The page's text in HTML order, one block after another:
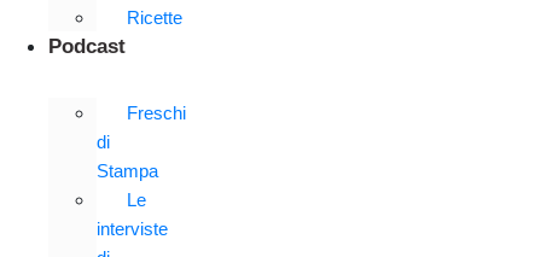
Ricette
Podcast
Freschi
di
Stampa
Le
interviste